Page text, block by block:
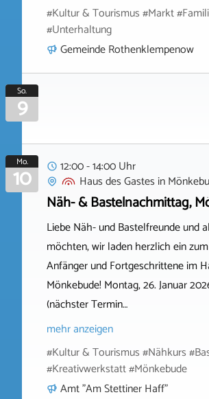
#Kultur & Tourismus #Markt
#Unterhaltung
Gemeinde Rothenklempenow
So.
9
Mo.
10
12:00 - 14:00 Uhr
Haus des Gastes in
Näh- & Bastelnachmittag,
Liebe Näh- und Bastelfreunde und
möchten, wir laden herzlich ein
Anfänger und Fortgeschrittene im
Mönkebude! Montag, 26. Januar
(nächster Termin…
mehr anzeigen
#Kultur & Tourismus #Nähkurs
#Kreativwerkstatt #Mönkebude
Amt "Am Stettiner Haff"